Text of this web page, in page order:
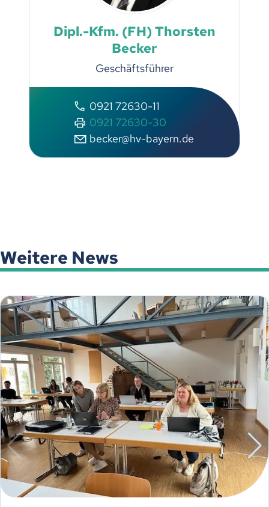
Dipl.-Kfm. (FH) Thorsten
Becker
Geschäftsführer
0921 72630-11
0921 72630-30
becker@hv-bayern.de
Weitere News